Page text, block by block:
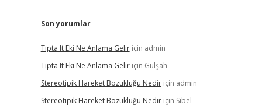
Son yorumlar
Tıpta It Eki Ne Anlama Geliriçin admin
Tıpta It Eki Ne Anlama Geliriçin Gülşah
Stereotipik Hareket Bozukluğu Nediriçin admin
Stereotipik Hareket Bozukluğu Nediriçin Sibel